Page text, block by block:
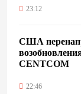
23:12
США
CENTCOM
22:46